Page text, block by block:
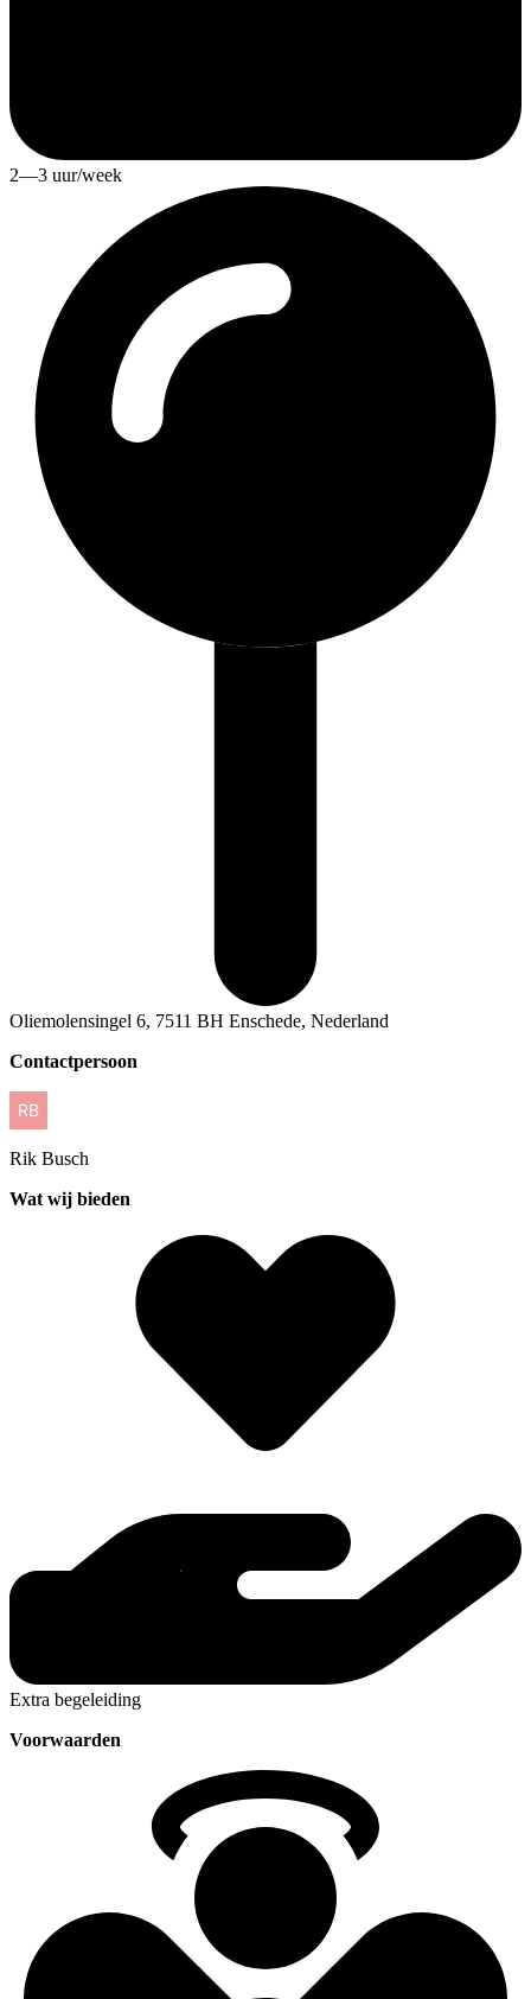
2—3 uur/week
Oliemolensingel 6, 7511 BH Enschede, Nederland
Contactpersoon
Rik Busch
Wat wij bieden
Extra begeleiding
Voorwaarden